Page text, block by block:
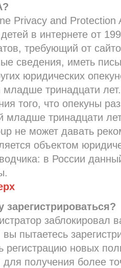
Privacy and Protection
в интернете от
требующий от
сведения, иметь
юридических
младше тринадцати
того, что опекуны
младше тринадцати
не может давать
объектом
в России
заблокировал
пытаетесь
регистрацию новых
для получения более